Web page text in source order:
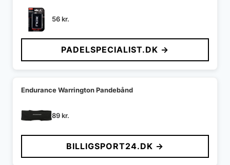
56kr.
PADELSPECIALIST.DK →
Endurance Warrington Pandebånd
89kr.
BILLIGSPORT24.DK →